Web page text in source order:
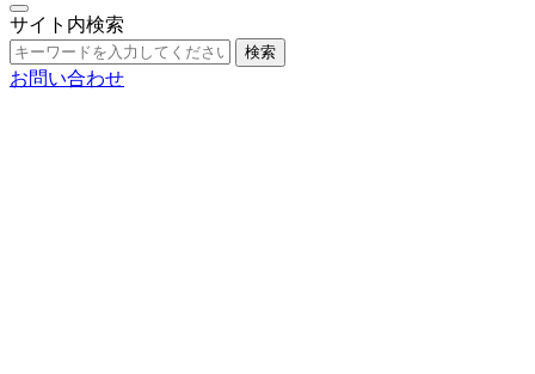
サイト内検索
検索
お問い合わせ